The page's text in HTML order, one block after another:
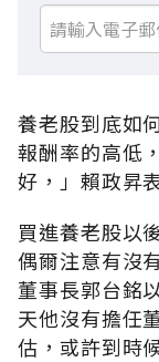
養老股到底如
報酬率的高低
好，」賴政昇
買進養老股以
偶爾注意有沒
董事長郭台銘
天他沒有擔任
估，或許到時